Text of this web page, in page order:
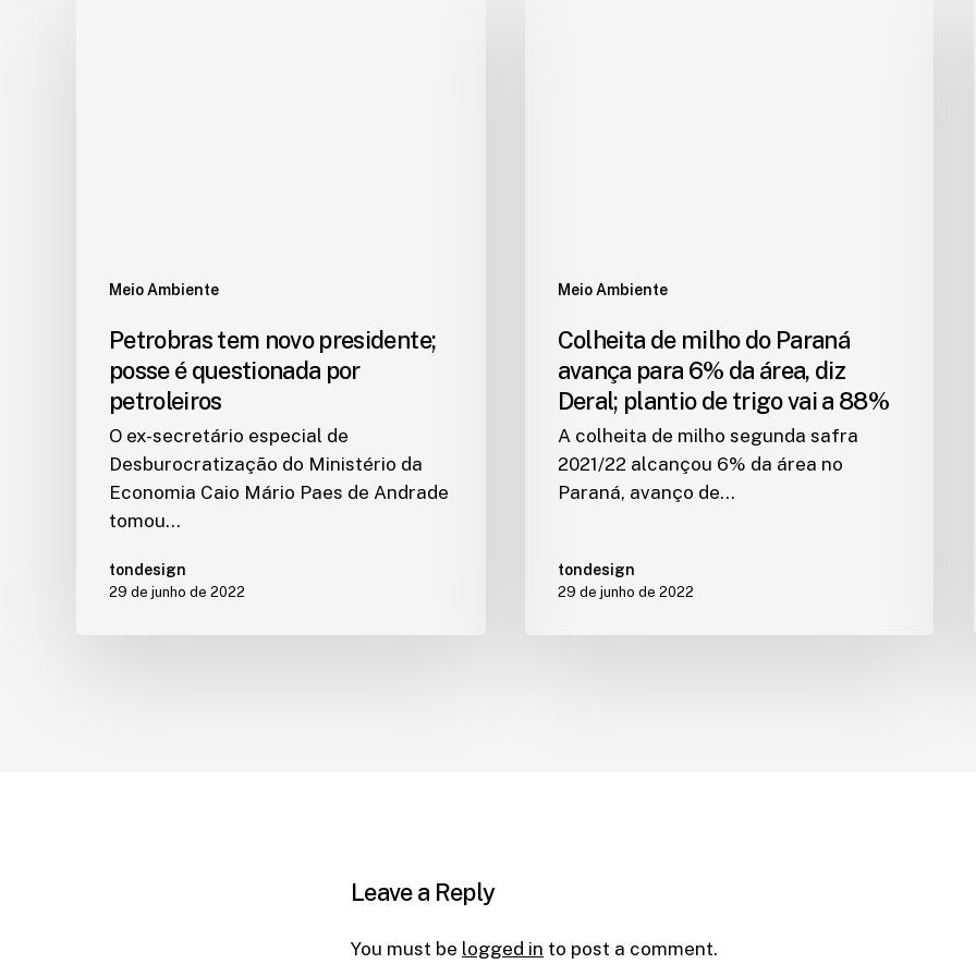
Meio Ambiente
Petrobras tem novo presidente;
posse é questionada por
petroleiros
O ex-secretário especial de
Desburocratização do Ministério da
Economia Caio Mário Paes de Andrade
tomou…
tondesign
29 de junho de 2022
Meio Ambiente
Colheita de milho do Paraná
avança para 6% da área, diz
Deral; plantio de trigo vai a 88%
A colheita de milho segunda safra
2021/22 alcançou 6% da área no
Paraná, avanço de…
tondesign
29 de junho de 2022
Leave a Reply
You must be logged in to post a comment.